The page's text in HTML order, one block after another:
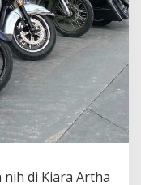
nih di Kiara Artha